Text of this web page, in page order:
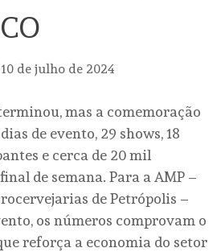
10 de julho de 2024
mas a comemoração
de evento, 29 shows, 18
e cerca de 20 mil
de semana. Para a AMP –
de Petrópolis –
os números comprovam o
reforça a economia do setor